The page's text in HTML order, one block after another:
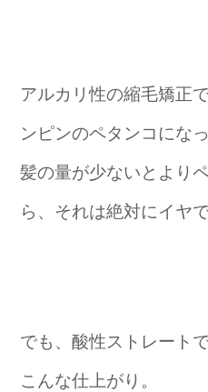
アルカリ性の縮毛矯正
ンピンのペタンコにな
髪の量が少ないとより
ら、それは絶対にイヤで
でも、酸性ストレート
こんな仕上がり。